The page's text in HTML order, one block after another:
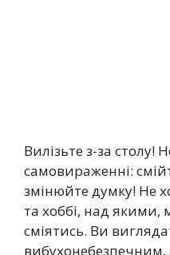
Вилізьте з-за столу!
самовираженні:
змінюйте думку! Не
та хоббі, над якими,
сміятись. Ви